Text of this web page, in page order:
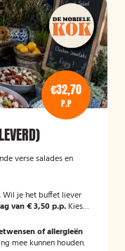
€32,70
P.P
verse salades en
Wil je het buffet liever
van € 3,50 p.p. Kies
of allergieën
mee kunnen houden.